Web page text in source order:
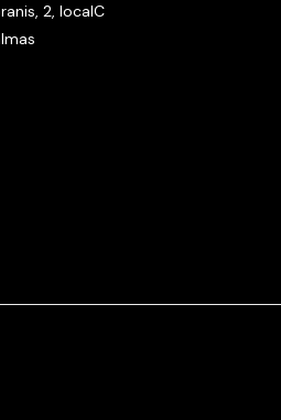
2, localC